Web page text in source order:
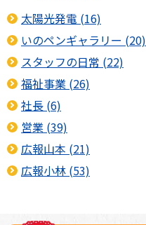
太陽光発電 (16)
いのペンギャラリー (20)
スタッフの日常 (22)
福祉事業 (26)
社長 (6)
営業 (39)
広報山本 (21)
広報小林 (53)